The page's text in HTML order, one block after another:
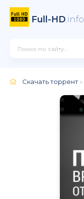
Full-HD.info
Скачать торрент »